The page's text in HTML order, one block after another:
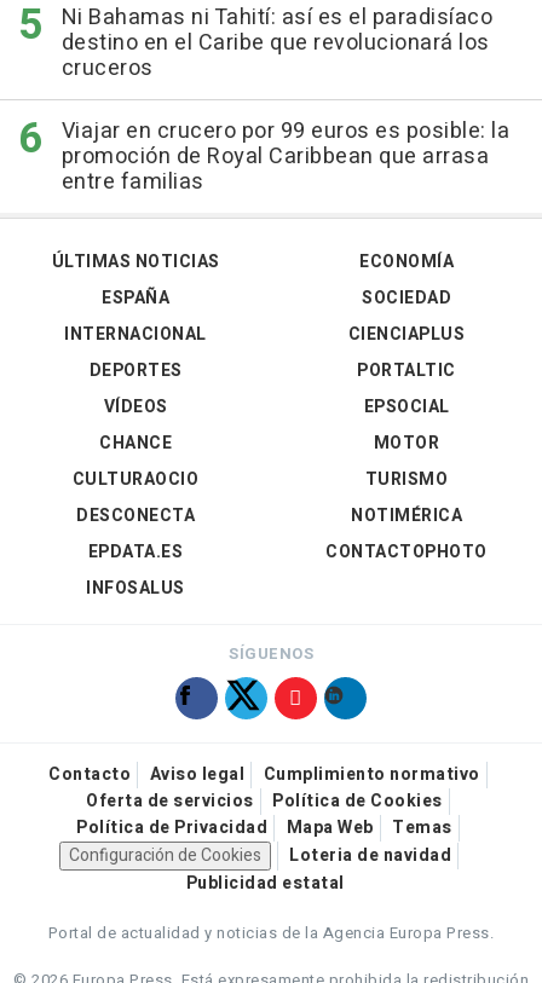
Ni Bahamas ni Tahití: así es el paradisíaco
destino en el Caribe que revolucionará los
cruceros
Viajar en crucero por 99 euros es posible: la
promoción de Royal Caribbean que arrasa
entre familias
ÚLTIMAS NOTICIAS
ESPAÑA
INTERNACIONAL
DEPORTES
VÍDEOS
ECONOMÍA
SOCIEDAD
CIENCIAPLUS
PORTALTIC
EPSOCIAL
CHANCE
CULTURAOCIO
DESCONECTA
EPDATA.ES
INFOSALUS
MOTOR
TURISMO
NOTIMÉRICA
CONTACTOPHOTO
SÍGUENOS
Contacto Aviso legal
Cumplimiento normativo
Oferta de servicios
Política de Cookies
Política de Privacidad
Mapa Web
Temas
Configuración de Cookies
Loteria de navidad
Publicidad estatal
Portal de actualidad y noticias de la Agencia Europa Press.